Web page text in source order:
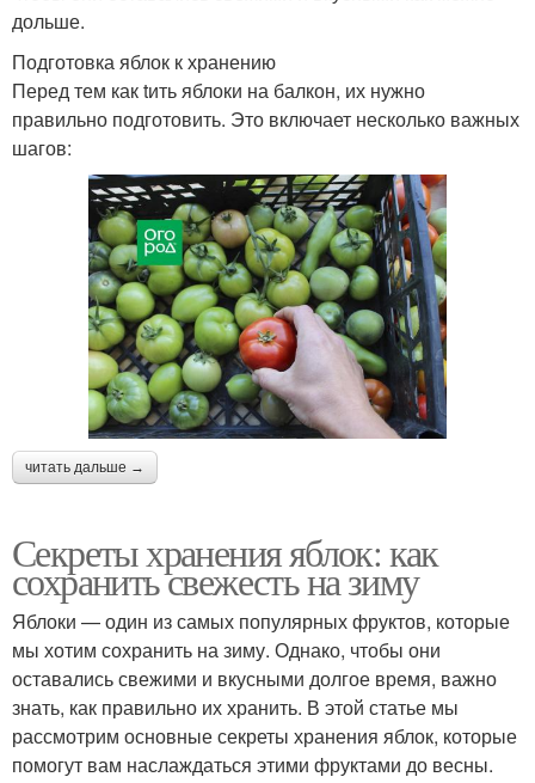
дольше.
Подготовка яблок к хранению
Перед тем как tить яблоки на балкон, их нужно
правильно подготовить. Это включает несколько важных
шагов:
читать дальше →
Секреты хранения яблок: как
сохранить свежесть на зиму
Яблоки — один из самых популярных фруктов, которые
мы хотим сохранить на зиму. Однако, чтобы они
оставались свежими и вкусными долгое время, важно
знать, как правильно их хранить. В этой статье мы
рассмотрим основные секреты хранения яблок, которые
помогут вам наслаждаться этими фруктами до весны.